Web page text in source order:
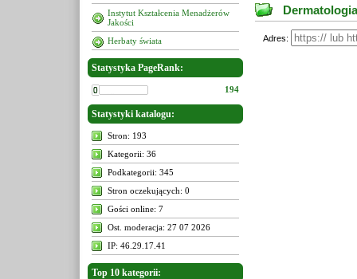
Instytut Kształcenia Menadżerów
Jakości
Herbaty świata
Statystyka PageRank:
194
Statystyki katalogu:
Stron: 193
Kategorii: 36
Podkategorii: 345
Stron oczekujących: 0
Gości online: 7
Ost. moderacja: 27 07 2026
IP: 46.29.17.41
Top 10 kategorii:
Adres: